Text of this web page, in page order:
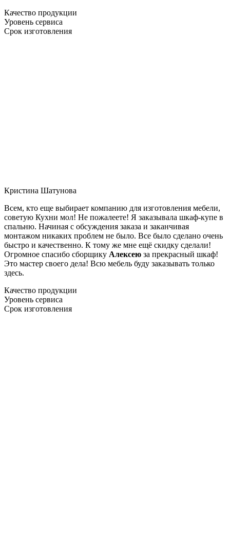
Качество продукции
Уровень сервиса
Срок изготовления
Кристина Шатунова
Всем, кто еще выбирает компанию для изготовления мебели,
советую Кухни мол! Не пожалеете! Я заказывала шкаф-купе в
спальню. Начиная с обсуждения заказа и заканчивая
монтажом никаких проблем не было. Все было сделано очень
быстро и качественно. К тому же мне ещё скидку сделали!
Огромное спасибо сборщику Алексею за прекрасный шкаф!
Это мастер своего дела! Всю мебель буду заказывать только
здесь.
Качество продукции
Уровень сервиса
Срок изготовления